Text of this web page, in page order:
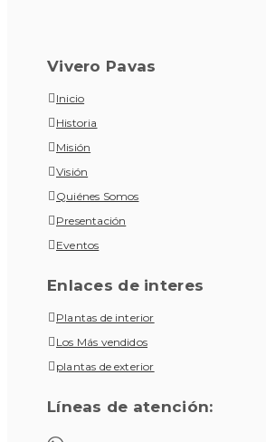
Vivero Pavas
Inicio
Historia
Misión
Visión
Quiénes Somos
Presentación
Eventos
Enlaces de interes
Plantas de interior
Los Más vendidos
plantas de exterior
Líneas de atención: